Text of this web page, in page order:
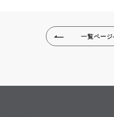
一覧ペー